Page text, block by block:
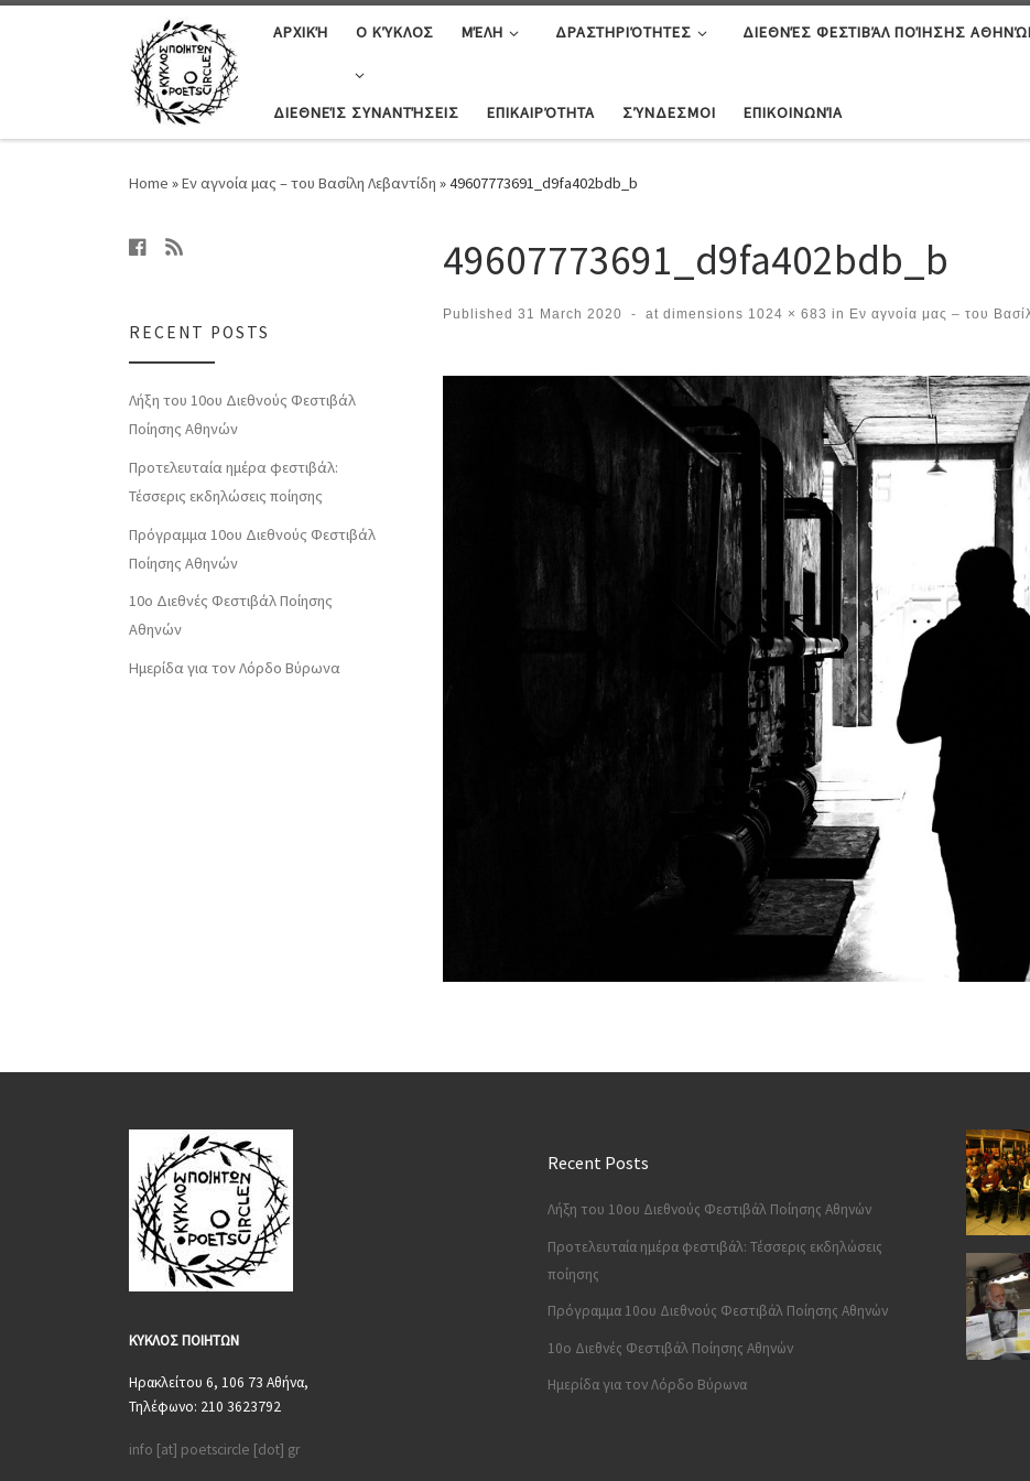
ΑΡΧΙΚΉ Ο ΚΎΚΛΟΣ ΜΈΛΗ ΔΡΑΣΤΗΡΙΌΤΗΤΕΣ ΔΙΕΘΝΈΣ ΦΕΣΤΙΒΆΛ ΠΟΊΗΣΗΣ
ΔΙΕΘΝΕΊΣ ΣΥΝΑΝΤΉΣΕΙΣ ΕΠΙΚΑΙΡΌΤΗΤΑ ΣΎΝΔΕΣΜΟΙ ΕΠΙΚΟΙΝΩΝΊΑ
Home »Εν αγνοία μας – του Βασίλη Λεβαντίδη »49607773691_d9fa402bdb_b
49607773691_d9fa402bdb_b
Published 31 March 2020 - at dimensions 1024 × 683 in Εν αγνοία μας – του
Images navigation
RECENT POSTS
Λήξη του 10ου Διεθνούς Φεστιβάλ
Ποίησης Αθηνών
Προτελευταία ημέρα φεστιβάλ:
Τέσσερις εκδηλώσεις ποίησης
Πρόγραμμα 10ου Διεθνούς Φεστιβάλ
Ποίησης Αθηνών
10o Διεθνές Φεστιβάλ Ποίησης
Αθηνών
Ημερίδα για τον Λόρδο Βύρωνα
ΚΥΚΛΟΣΠΟΙΗΤΩΝ
Ηρακλείτου 6, 106 73 Αθήνα,
Τηλέφωνο: 210 3623792
info [at] poetscircle [dot] gr
Recent Posts
Λήξη του 10ου Διεθνούς Φεστιβάλ Ποίησης Αθηνών
Προτελευταία ημέρα φεστιβάλ: Τέσσερις εκδηλώσεις
ποίησης
Πρόγραμμα 10ου Διεθνούς Φεστιβάλ Ποίησης Αθηνών
10o Διεθνές Φεστιβάλ Ποίησης Αθηνών
Ημερίδα για τον Λόρδο Βύρωνα